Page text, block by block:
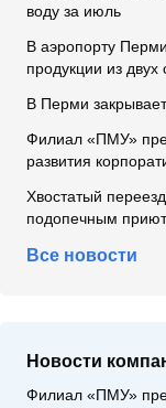
воду за июль
В аэропорту
продукции из двух
В Перми
Филиал «ПМУ»
развития
Хвостатый
подопечным
Все новости
Новости
Филиал «ПМУ»